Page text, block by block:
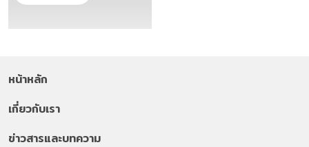
หน้าหลัก
เกี่ยวกับเรา
ข่าวสารและบทความ